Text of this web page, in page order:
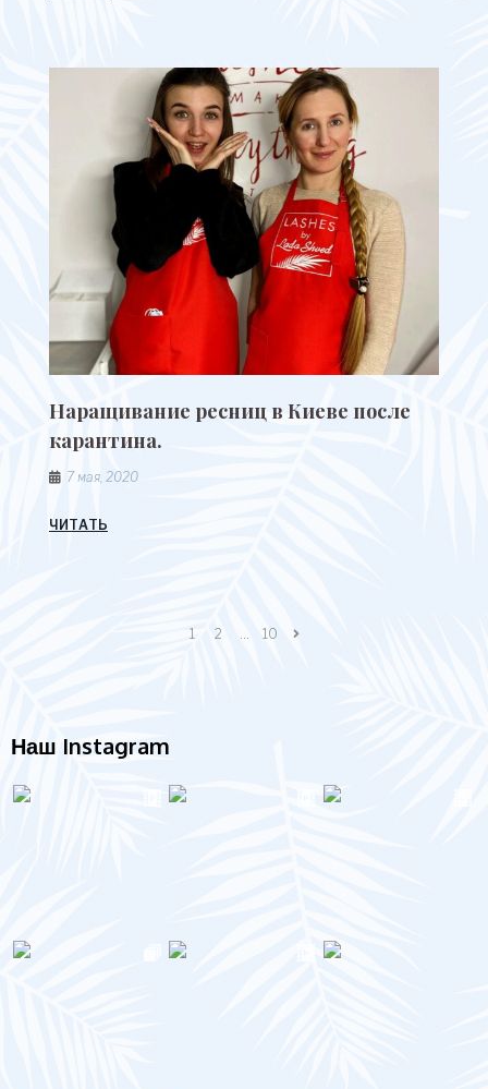
Наращивание ресниц в Киеве после
карантина.
7 мая, 2020
ЧИТАТЬ
1 2 … 10
Наш Instagram